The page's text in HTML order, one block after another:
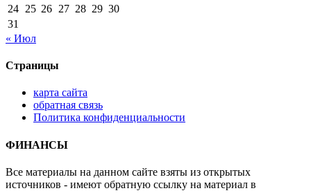
24 25 26 27 28 29 30
31
« Июл
Страницы
карта сайта
обратная связь
Политика конфиденциальности
ФИНАНСЫ
Все материалы на данном сайте взяты из открытых
источников - имеют обратную ссылку на материал в